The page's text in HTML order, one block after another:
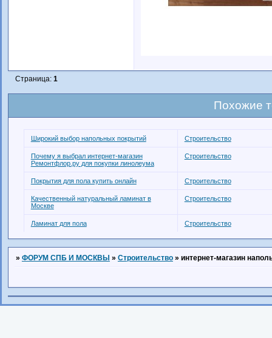
Страница: 1
Похожие
Широкий выбор напольных покрытий Строительство
Почему я выбрал интернет-магазин
Ремонтфлор.ру для покупки линолеума
Строительство
Покрытия для пола купить онлайн Строительство
Качественный натуральный ламинат в
Москве
Строительство
Ламинат для пола Строительство
» ФОРУМ СПБ И МОСКВЫ » Строительство » интернет-магазин